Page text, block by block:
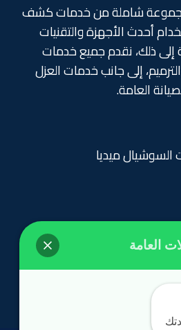
شاملة من خدمات كشف
أحدث الأجهزة والتقنيات
إلى ذلك، نقدم جميع خدمات
إلى جانب خدمات العزل
العامة.
ميديا
تهمك
العامة